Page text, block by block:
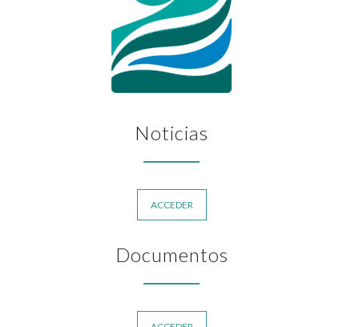
Noticias
ACCEDER
Documentos